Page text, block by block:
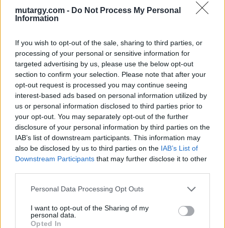
mutargy.com - Do Not Process My Personal
Information
If you wish to opt-out of the sale, sharing to third parties, or
processing of your personal or sensitive information for
targeted advertising by us, please use the below opt-out
section to confirm your selection. Please note that after your
opt-out request is processed you may continue seeing
interest-based ads based on personal information utilized by
us or personal information disclosed to third parties prior to
your opt-out. You may separately opt-out of the further
disclosure of your personal information by third parties on the
IAB’s list of downstream participants. This information may
also be disclosed by us to third parties on the IAB’s List of
Downstream Participants that may further disclose it to other
Personal Data Processing Opt Outs
I want to opt-out of the Sharing of my
personal data.
Opted In
legalacsonyabb értéket jelenti 2019 óta. Komolyabb
súlya mára már csak az alacsonyabb árfekvésű
továbbra is fontos szerepe van egy új vásárlói kör
megnyerésében. A magas árfekvésű tételek
ugyanakkor egyértelműen visszatértek a galériák
fizikai terébe, illetve az élő árverésekre.